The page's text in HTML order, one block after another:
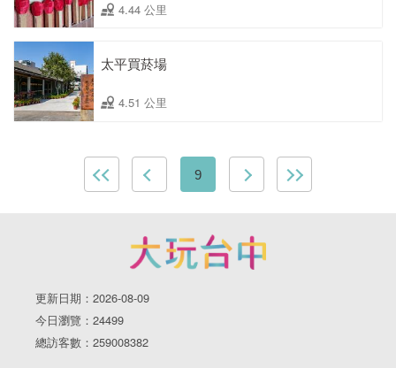
4.44 公里
太平買菸場
4.51 公里
9
更新日期：2026-08-09
今日瀏覽：24499
總訪客數：259008382